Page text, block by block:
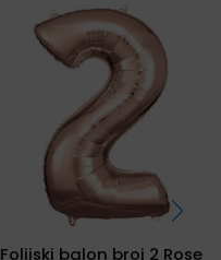
Folijski balon broj 2 Rose